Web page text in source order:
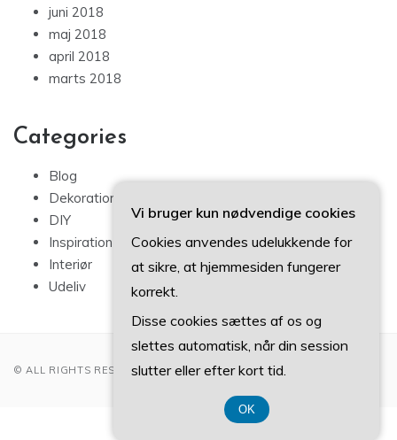
juni 2018
maj 2018
april 2018
marts 2018
Categories
Blog
Dekoration
DIY
Inspiration
Interiør
Udeliv
© ALL RIGHTS RESERVED 2022
Vi bruger kun nødvendige cookies
Cookies anvendes udelukkende for
at sikre, at hjemmesiden fungerer
korrekt.
Disse cookies sættes af os og
slettes automatisk, når din session
slutter eller efter kort tid.
OK